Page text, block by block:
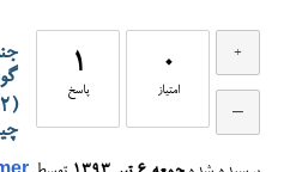
0
امتیاز
1
پاسخ